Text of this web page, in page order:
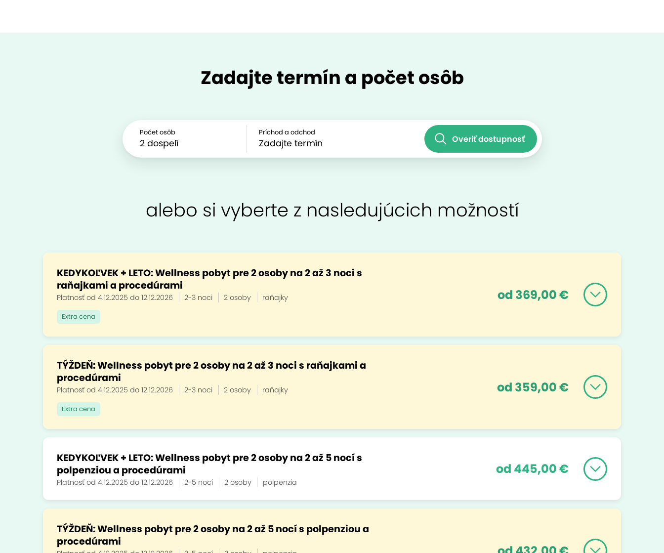
Zadajte termín a počet osôb
Počet osôb Príchod a odchod
Overiť dostupnosť
alebo si vyberte z nasledujúcich možností
KEDYKOĽVEK + LETO: Wellness pobyt pre 2 osoby na 2 až 3 noci s
raňajkami a procedúrami
Platnosť od 4.12.2025 do 12.12.2026 2-3 noci 2 osoby raňajky
Extra cena
od 369,00 €
TÝŽDEŇ: Wellness pobyt pre 2 osoby na 2 až 3 noci s raňajkami a
procedúrami
Platnosť od 4.12.2025 do 12.12.2026 2-3 noci 2 osoby raňajky
Extra cena
od 359,00 €
KEDYKOĽVEK + LETO: Wellness pobyt pre 2 osoby na 2 až 5 nocí s
polpenziou a procedúrami
Platnosť od 4.12.2025 do 12.12.2026 2-5 nocí 2 osoby polpenzia
od 445,00 €
TÝŽDEŇ: Wellness pobyt pre 2 osoby na 2 až 5 nocí s polpenziou a
procedúrami